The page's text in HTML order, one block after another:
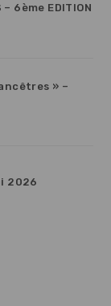
– 6ème EDITION
» –
2026